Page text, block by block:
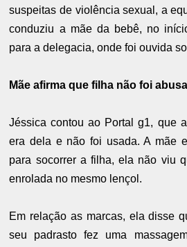
suspeitas de violência sexual, a
conduziu a mãe da bebê, no
para a delegacia, onde foi ouvida
Mãe afirma que filha não foi
Jéssica contou ao Portal g1, que
era dela e não foi usada. A mãe
para socorrer a filha, ela não viu
enrolada no mesmo lençol.
Em relação as marcas, ela disse
seu padrasto fez uma